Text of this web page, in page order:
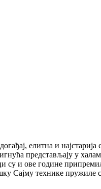
елитна и
представљају у
су и ове године
Сајму технике пружиле